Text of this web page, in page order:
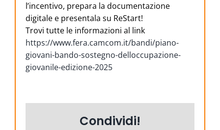
l’incentivo, prepara la documentazione
digitale e presentala su ReStart!
Trovi tutte le informazioni al link
https://www.fera.camcom.it/bandi/piano-
giovani-bando-sostegno-delloccupazione-
giovanile-edizione-2025
Condividi!